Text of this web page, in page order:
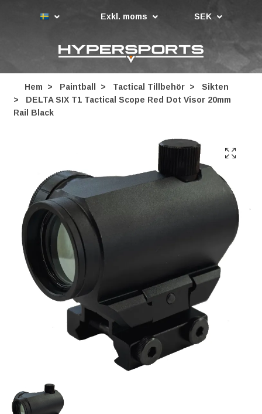
Exkl. moms SEK
Hem Paintball Tactical Tillbehör
Sikten
DELTA SIX T1 Tactical Scope Red Dot Visor 20mm
Rail Black